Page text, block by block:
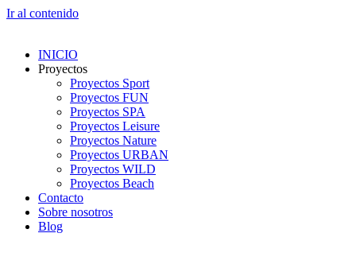
Ir al contenido
INICIO
Proyectos
Proyectos Sport
Proyectos FUN
Proyectos SPA
Proyectos Leisure
Proyectos Nature
Proyectos URBAN
Proyectos WILD
Proyectos Beach
Contacto
Sobre nosotros
Blog